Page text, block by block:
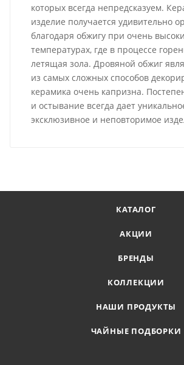
которых всегда непредсказуем.
изделие получается удивительно
благодаря обжигу при очень
температурах, где в процессе
летящая зола. Дровяной обжиг
из самых сложных способов
керамика очень капризна.
и остывание всегда дает
эксклюзивное и неповторимое
КАТАЛОГ
АКЦИИ
БРЕНДЫ
КОЛЛЕКЦИИ
НАШИ ПРОДУКТЫ
ЧАЙНЫЕ ПОДБОРКИ